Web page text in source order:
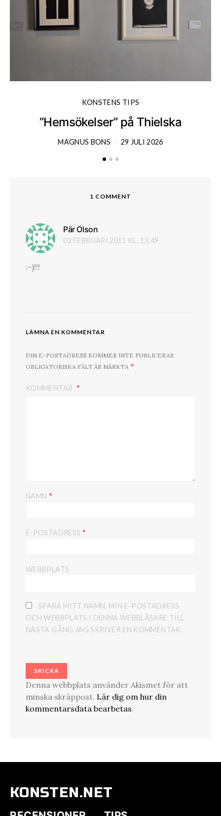
KONSTENS TIPS
”Hemsökelser” på Thielska
MAGNUS BONS 29 JULI 2026
1 COMMENT
Pär Olson
03 FEBRUARI 2011 KL. 13:49
:-)!!!
LÄMNA EN KOMMENTAR
DIN E-POSTADRESS KOMMER INTE PUBLICERAS.
OBLIGATORISKA FÄLT ÄR MÄRKTA *
KOMMENTAR
NAMN *
E-POSTADRESS *
WEBBPLATS
SPARA MITT NAMN, MIN E-POSTADRESS
OCH WEBBPLATS I DENNA WEBBLÄSARE TILL
NÄSTA GÅNG JAG SKRIVER EN KOMMENTAR.
Denna webbplats använder Akismet för att
minska skräppost. Lär dig om hur din
kommentarsdata bearbetas.
KONSTEN.NET